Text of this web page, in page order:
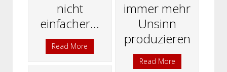
nicht
einfacher...
Read More
immer mehr
Unsinn
produzieren
Read More